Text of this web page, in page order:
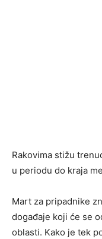
Rakovima stižu
u periodu do kraja
Mart za pripadnike
događaje koji će se
oblasti. Kako je tek